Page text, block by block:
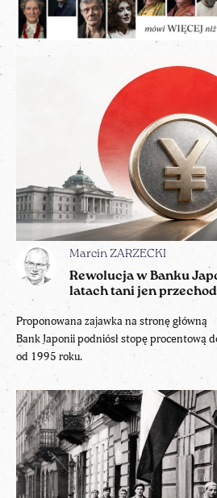
Marcin ZARZECKI
Rewolucja w Banku
latach tani jen
Proponowana zajawka na stronę główną
Bank Japonii podniósł stopę procentową
od 1995 roku.